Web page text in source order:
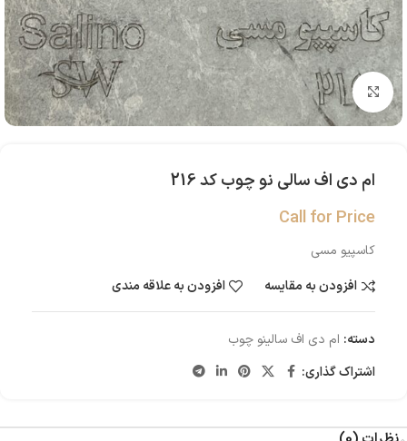
بزرگنمایی تصویر
ام دی اف سالی نو چوب کد 216
Call for Price
کاسپیو مسی
افزودن به مقایسه
افزودن به علاقه مندی
دسته: ام دی اف سالینو چوب
اشتراک گذاری: